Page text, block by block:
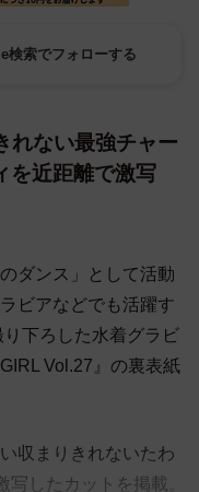
検索でフォローする
れない最強チャー
近距離で激写
ダンス」として活動
ビアなどでも活躍す
下ろした水着グラビ
Vol.27』の裏表紙
収まりきれないたわ
写したカットを掲載。